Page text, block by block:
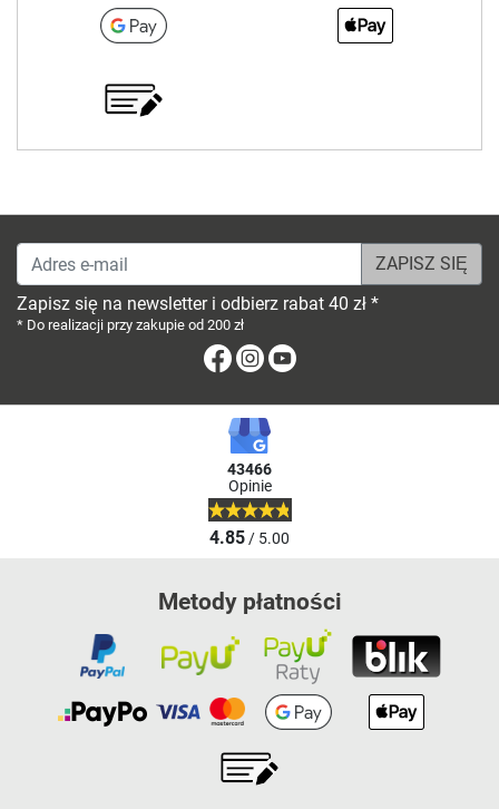
Adres e-mail
Zapisz się na newsletter i odbierz rabat 40 zł *
* Do realizacji przy zakupie od 200 zł
FacebookInstagram
43466
Opinie
4.85/ 5.00
Metody płatności